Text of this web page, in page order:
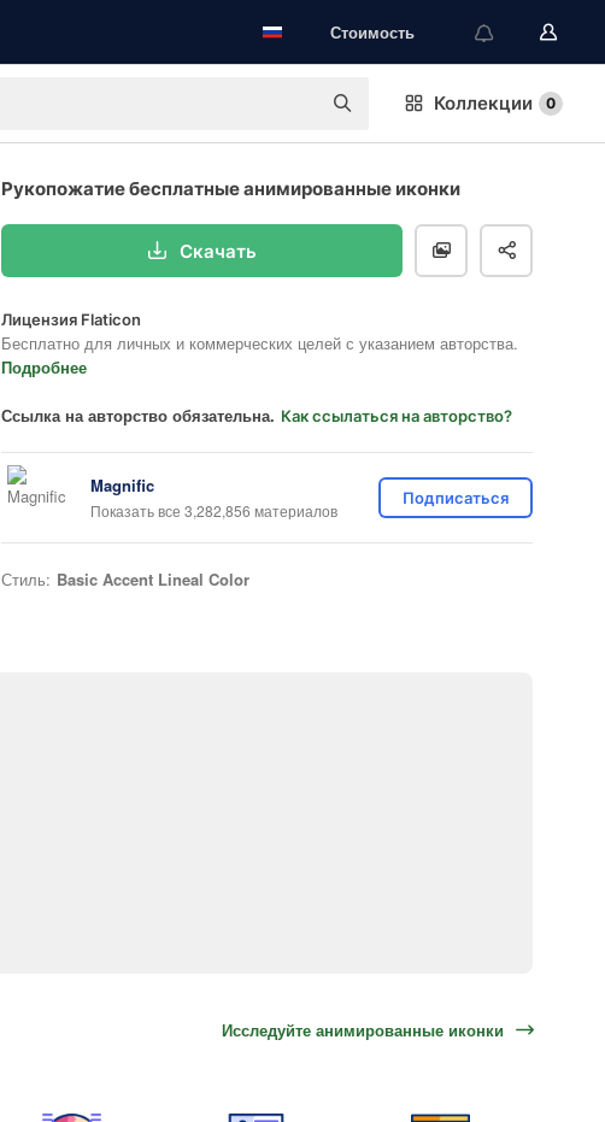
Стоимость
Коллекции 0
Рукопожатие бесплатные анимированные иконки
Скачать
Лицензия Flaticon
Бесплатно для личных и коммерческих целей с указанием авторства.
Подробнее
Ссылка на авторство обязательна. Как ссылаться на авторство?
Magnific
Показать все 3,282,856 материалов
Подписаться
Стиль: Basic Accent Lineal Color
Исследуйте анимированные иконки